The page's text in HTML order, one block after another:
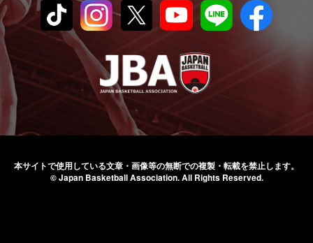
本サイトで使用している文章・画像等の無断での複製・転載を禁止します。
© Japan Basketball Association.All Rights Reserved.